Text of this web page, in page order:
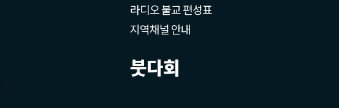
라디오 불교 편성표
지역채널 안내
붓다회